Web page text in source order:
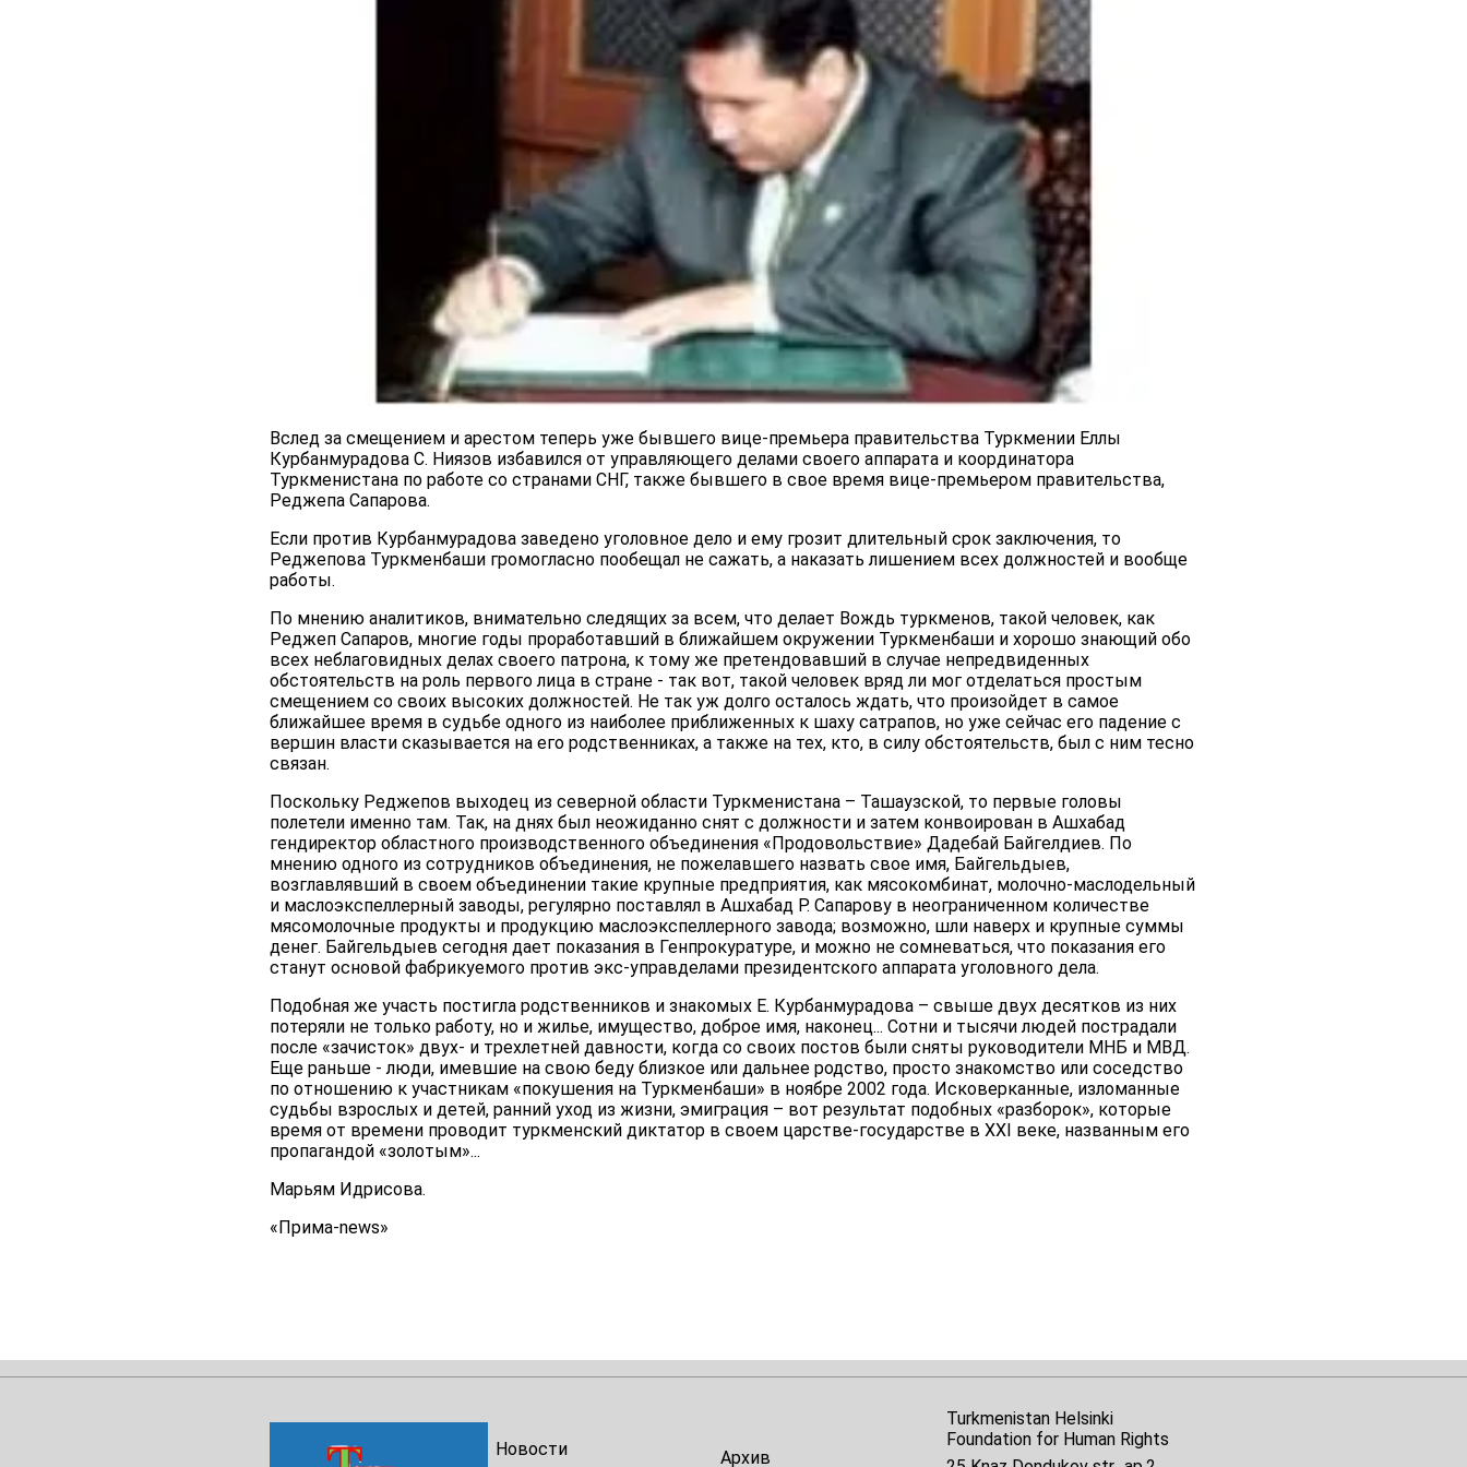
Вслед за смещением и арестом теперь уже бывшего вице-премьера правительства Туркмении Еллы
Курбанмурадова С. Ниязов избавился от управляющего делами своего аппарата и координатора
Туркменистана по работе со странами СНГ, также бывшего в свое время вице-премьером правительства,
Реджепа Сапарова.
Если против Курбанмурадова заведено уголовное дело и ему грозит длительный срок заключения, то
Реджепова Туркменбаши громогласно пообещал не сажать, а наказать лишением всех должностей и вообще
работы.
По мнению аналитиков, внимательно следящих за всем, что делает Вождь туркменов, такой человек, как
Реджеп Сапаров, многие годы проработавший в ближайшем окружении Туркменбаши и хорошо знающий обо
всех неблаговидных делах своего патрона, к тому же претендовавший в случае непредвиденных
обстоятельств на роль первого лица в стране - так вот, такой человек вряд ли мог отделаться простым
смещением со своих высоких должностей. Не так уж долго осталось ждать, что произойдет в самое
ближайшее время в судьбе одного из наиболее приближенных к шаху сатрапов, но уже сейчас его падение с
вершин власти сказывается на его родственниках, а также на тех, кто, в силу обстоятельств, был с ним тесно
связан.
Поскольку Реджепов выходец из северной области Туркменистана – Ташаузской, то первые головы
полетели именно там. Так, на днях был неожиданно снят с должности и затем конвоирован в Ашхабад
гендиректор областного производственного объединения «Продовольствие» Дадебай Байгелдиев. По
мнению одного из сотрудников объединения, не пожелавшего назвать свое имя, Байгельдыев,
возглавлявший в своем объединении такие крупные предприятия, как мясокомбинат, молочно-маслодельный
и маслоэкспеллерный заводы, регулярно поставлял в Ашхабад Р. Сапарову в неограниченном количестве
мясомолочные продукты и продукцию маслоэкспеллерного завода; возможно, шли наверх и крупные суммы
денег. Байгельдыев сегодня дает показания в Генпрокуратуре, и можно не сомневаться, что показания его
станут основой фабрикуемого против экс-управделами президентского аппарата уголовного дела.
Подобная же участь постигла родственников и знакомых Е. Курбанмурадова – свыше двух десятков из них
потеряли не только работу, но и жилье, имущество, доброе имя, наконец... Сотни и тысячи людей пострадали
после «зачисток» двух- и трехлетней давности, когда со своих постов были сняты руководители МНБ и МВД.
Еще раньше - люди, имевшие на свою беду близкое или дальнее родство, просто знакомство или соседство
по отношению к участникам «покушения на Туркменбаши» в ноябре 2002 года. Исковерканные, изломанные
судьбы взрослых и детей, ранний уход из жизни, эмиграция – вот результат подобных «разборок», которые
время от времени проводит туркменский диктатор в своем царстве-государстве в XXI веке, названным его
пропагандой «золотым»...
Марьям Идрисова.
«Прима-news»
Новости Архив
Turkmenistan Helsinki
Foundation for Human Rights